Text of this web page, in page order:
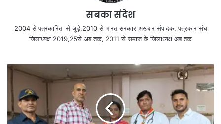
सबका संदेश
2004 से पत्रकारिता से जुड़े,2010 से भारत सरकार अखबार संपादक, पत्रकार संघ
जिलाध्यक्ष 2019,25से अब तक, 2011 से समाज के जिलाध्यक्ष अब तक